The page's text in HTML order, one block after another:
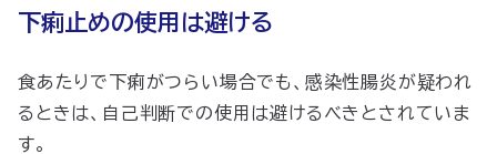
下痢止めの使用は避ける
​​食あたりで下痢がつらい場合でも、感染性腸炎が疑われ
るときは、自己判断での使用は避けるべきとされていま
す。